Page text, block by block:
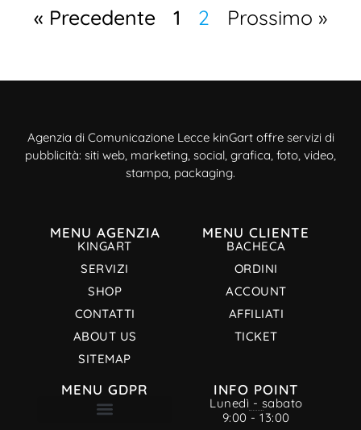
« Precedente 1 2 Prossimo »
Agenzia di Comunicazione Lecce kinGart offre servizi di
pubblicità: siti web, marketing, social, grafica, foto, video,
stampa, packaging.
MENU AGENZIA
KINGART
SERVIZI
SHOP
CONTATTI
ABOUT US
SITEMAP
MENU CLIENTE
BACHECA
ORDINI
ACCOUNT
AFFILIATI
TICKET
MENU GDPR INFO POINT
Lunedì - sabato
9:00 - 13:00